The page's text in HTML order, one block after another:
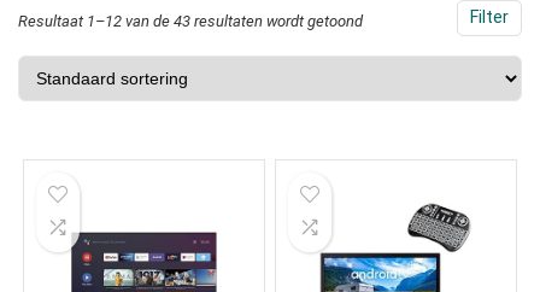
Filter
Resultaat 1–12 van de 43 resultaten wordt getoond